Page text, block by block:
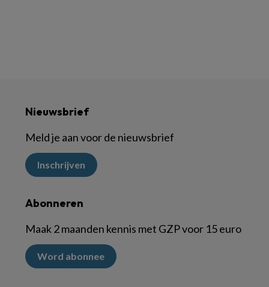
Nieuwsbrief
Meld je aan voor de nieuwsbrief
Inschrijven
Abonneren
Maak 2 maanden kennis met GZP voor 15 euro
Word abonnee